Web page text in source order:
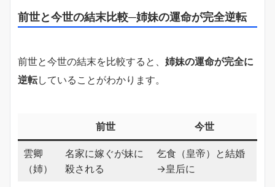
前世と今世の結末比較─姉妹の運命が完全逆転
前世と今世の結末を比較すると、 姉妹の運命が完全に
逆転していることがわかります。
前世 今世
雲卿
（姉）
名家に嫁ぐが妹に
殺される
乞食（皇帝）と結婚
→皇后に